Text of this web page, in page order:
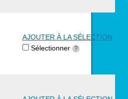
AJOUTER À LA SÉLECTION
Sélectionner ?